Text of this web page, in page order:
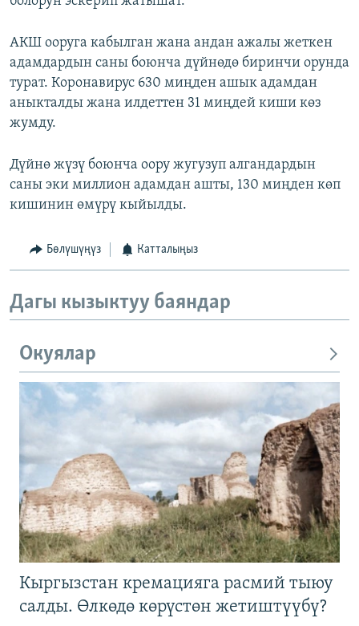
АКШ ооруга кабылган жана андан ажалы жеткен
адамдардын саны боюнча дүйнөдө биринчи орунда
турат. Коронавирус 630 миңден ашык адамдан
аныкталды жана илдеттен 31 миңдей киши көз
жумду.
Дүйнө жүзү боюнча оору жугузуп алгандардын
саны эки миллион адамдан ашты, 130 миңден көп
кишинин өмүрү кыйылды.
Бөлүшүңүз Катталыңыз
Дагы кызыктуу баяндар
Окуялар
Кыргызстан кремацияга расмий тыюу
салды. Өлкөдө көрүстөн жетиштүүбү?